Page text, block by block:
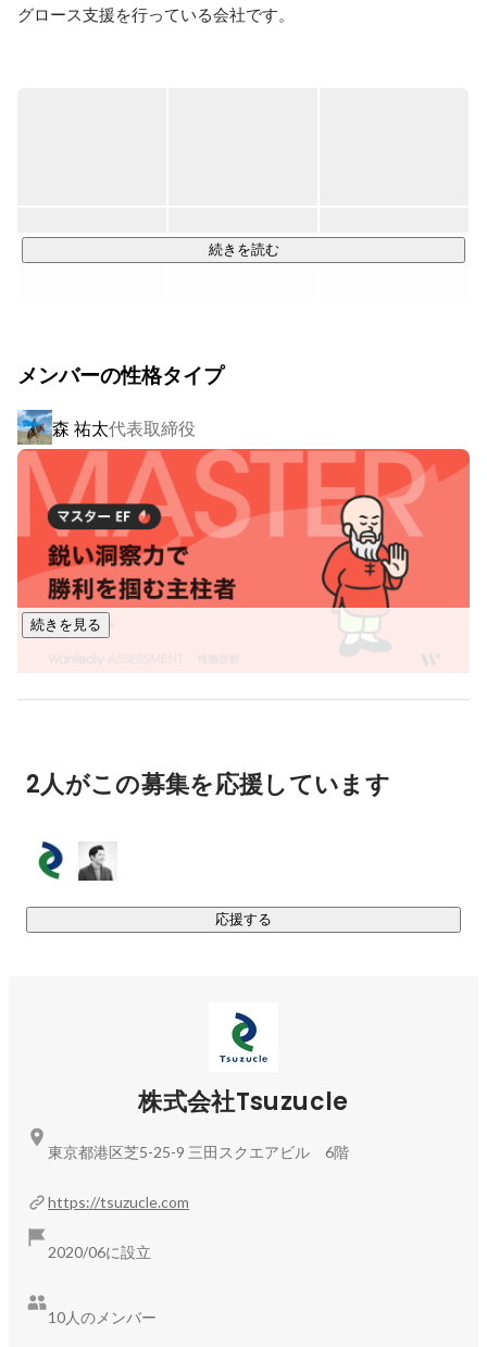
グロース支援を行っている会社です。
埋めるためのステップを提供し、コミュニケーションの改善
・デジタルマーケティング支援
事業指標を実際のアクションプランに変換し、具体的で最適
なKPI実装を進めます。マーケティング機能の構築から自立運
営までの支援を行い、強力なマーケティング組織の構築を目
指します。
・開発支援
現場の声を正確に反映できるDXを進め、事業の成長につなが
る効果を実現します。
コンサルティング・マーケティング支援につなぐことで、よ
り事業成長にアクセルを踏むこともできます。
ティブサロン、WEEKEND、他多数。
マーケティングを生かして「売り上げを創出する」というこ
とにこだわり、顧客に寄り添う提案で高い顧客満足度を獲得
創業から2年で30社以上の企業様のSNS・広告運用に携わり、
「Tsuzucle Business Platform」を市場に浸透させながら、売
上20億・メンバー数100人の組織をつくっていきます。
続きを読む
メンバーの性格タイプ
森 祐太代表取締役
続きを見る
2人がこの募集を応援しています
応援する
株式会社Tsuzucle
https://tsuzucle.com
2020/06に設立
10人のメンバー
東京都港区芝5-25-9 三田スクエアビル 6階